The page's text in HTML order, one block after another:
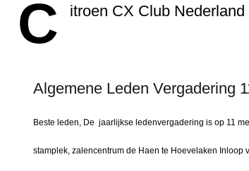
C itroen CX Club Nederland
Algemene Leden Vergadering
Beste leden, De jaarlijkse ledenvergadering is op 11
stamplek, zalencentrum de Haen te Hoevelaken Inloop